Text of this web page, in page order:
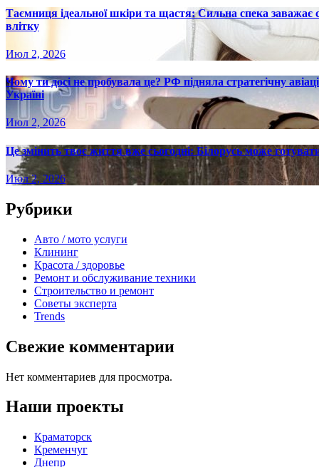
Таємниця ідеальної шкіри та щастя: Сильна спека
влітку
Июл 2, 2026
Чому ти досі не пробувала це? РФ підняла стратегічну
Україні
Июл 2, 2026
Це змінить твоє життя вже сьогодні: Білорусь може
Июл 2, 2026
Рубрики
Авто / мото услуги
Клининг
Красота / здоровье
Ремонт и обслуживание техники
Строительство и ремонт
Советы эксперта
Trends
Свежие комментарии
Нет комментариев для просмотра.
Наши проекты
Краматорск
Кременчуг
Днепр